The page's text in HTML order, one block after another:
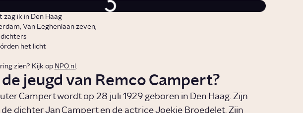
zag ik in Den Haag
Van Eeghenlaan zeven,
het licht
zien? Kijk op NPO.nl
de jeugd van Remco Campert?
Campert wordt op 28 juli 1929 geboren in Den Haag. Zijn
dichter Jan Campert en de actrice Joekie Broedelet. Zijn